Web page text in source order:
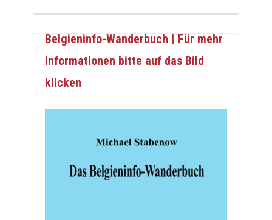
Belgieninfo-Wanderbuch | Für mehr
Informationen bitte auf das Bild
klicken